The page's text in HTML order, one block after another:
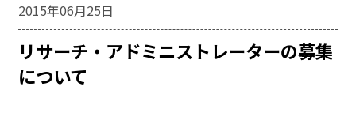
2015年06月25日
リサーチ・アドミニストレーターの募集
について